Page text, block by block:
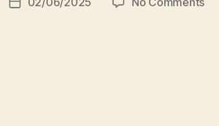
Post